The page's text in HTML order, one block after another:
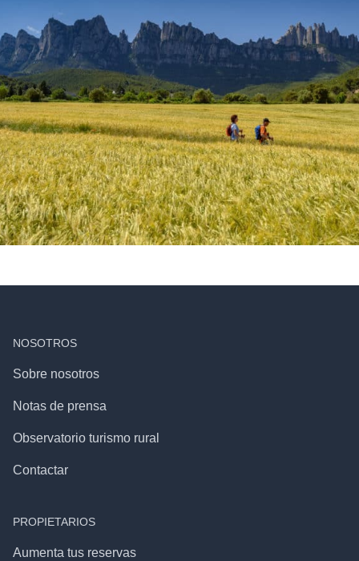
NOSOTROS
Sobre nosotros
Notas de prensa
Observatorio turismo rural
Contactar
PROPIETARIOS
Aumenta tus reservas